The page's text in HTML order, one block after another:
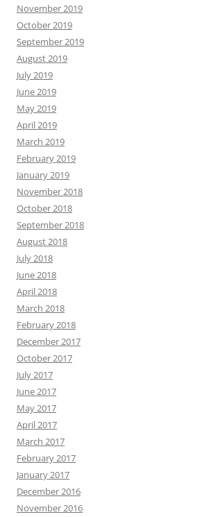
November 2019
October 2019
September 2019
August 2019
July 2019
June 2019
May 2019
April 2019
March 2019
February 2019
January 2019
November 2018
October 2018
September 2018
August 2018
July 2018
June 2018
April 2018
March 2018
February 2018
December 2017
October 2017
July 2017
June 2017
May 2017
April 2017
March 2017
February 2017
January 2017
December 2016
November 2016